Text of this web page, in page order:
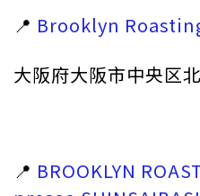
📍 Brooklyn
大阪府大阪市中央区
📍 BROOKLYN